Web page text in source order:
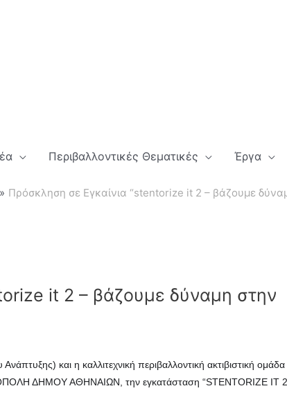
Περιβαλλοντικές Θεματικές Έργα
Πρόσκληση σε Εγκαίνια “stentorize it 2 – βάζουμε
it 2 – βάζουμε δύναμη στην
και η καλλιτεχνική περιβαλλοντική ακτιβιστική ομάδα
ΔHΜΟΥ ΑΘΗΝΑIΩΝ, την εγκατάσταση “STENTORIZE IT